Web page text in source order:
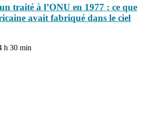
traité à l’ONU en 1977 : ce que
avait fabriqué dans le ciel
h 30 min